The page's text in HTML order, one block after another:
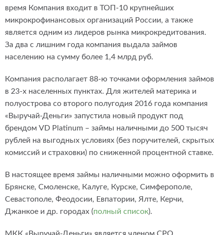
время Компания входит в ТОП-10 крупнейших
микрокрофинансовых организаций России, а также
является одним из лидеров рынка микрокредитования.
За два с лишним года компания выдала займов
населению на сумму более 1,4 млрд руб.
Компания располагает 88-ю точками оформления займов
в 23-х населенных пунктах. Для жителей материка и
полуострова со второго полугодия 2016 года компания
«Выручай-Деньги» запустила новый продукт под
брендом VD Platinum – займы наличными до 500 тысяч
рублей на выгодных условиях (без поручителей, скрытых
комиссий и страховки) по сниженной процентной ставке.
В настоящее время займы наличными можно оформить в
Брянске, Смоленске, Калуге, Курске, Симферополе,
Севастополе, Феодосии, Евпатории, Ялте, Керчи,
Джанкое и др. городах (полный список).